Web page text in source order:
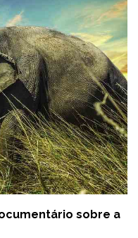
sobre a